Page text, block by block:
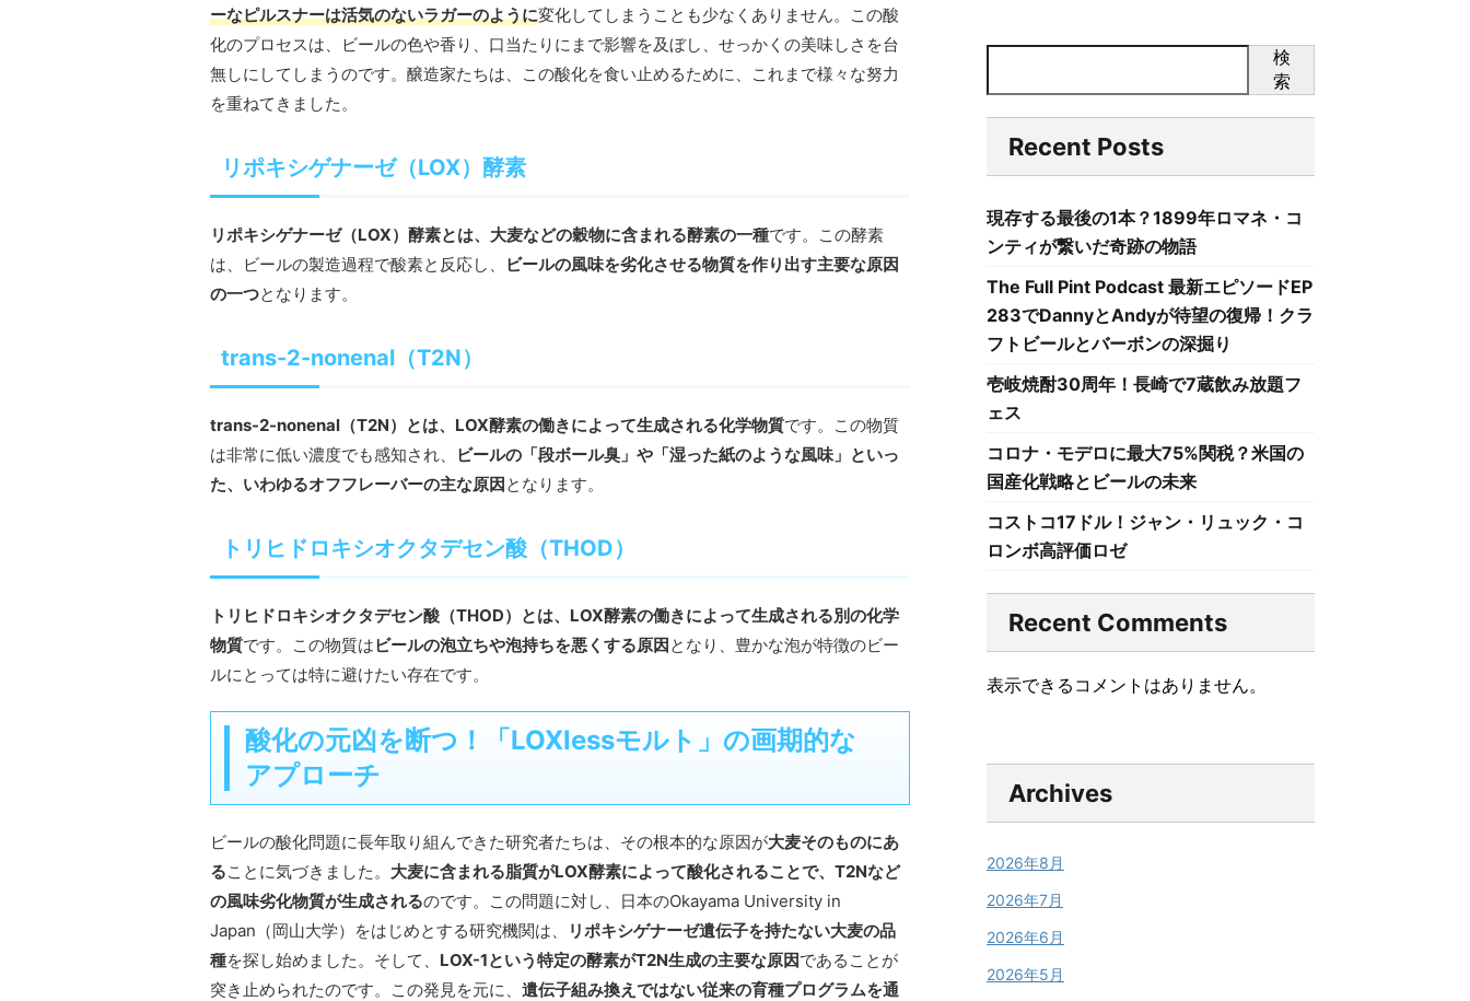
ーなピルスナーは活気のないラガーのように変化してしまうことも少なくありません。この酸
化のプロセスは、ビールの色や香り、口当たりにまで影響を及ぼし、せっかくの美味しさを台
無しにしてしまうのです。醸造家たちは、この酸化を食い止めるために、これまで様々な努力
を重ねてきました。
リポキシゲナーゼ（LOX）酵素
リポキシゲナーゼ（LOX）酵素とは、大麦などの穀物に含まれる酵素の一種です。この酵素
は、ビールの製造過程で酸素と反応し、
ビールの風味を劣化させる物質を作り出す主要な原因
の一つとなります。
trans-2-nonenal（T2N）
trans-2-nonenal（T2N）とは、LOX酵素の働きによって生成される化学物質です。この物質
は非常に低い濃度でも感知され、
ビールの「段ボール臭」や「湿った紙のような風味」といっ
た、いわゆるオフフレーバーの主な原因となります。
トリヒドロキシオクタデセン酸（THOD）
トリヒドロキシオクタデセン酸（THOD）とは、LOX酵素の働きによって生成される別の化学
物質です。この物質はビールの泡立ちや泡持ちを悪くする原因となり、豊かな泡が特徴のビー
ルにとっては特に避けたい存在です。
酸化の元凶を断つ！「LOXlessモルト」の画期的な
アプローチ
ビールの酸化問題に長年取り組んできた研究者たちは、その根本的な原因が大麦そのものにあ
ることに気づきました。 大麦に含まれる脂質がLOX酵素によって酸化されることで、T2Nなど
の風味劣化物質が生成されるのです。この問題に対し、日本のOkayama University in
Japan（岡山大学）をはじめとする研究機関は、
リポキシゲナーゼ遺伝子を持たない大麦の品
種を探し始めました。そして、 LOX-1という特定の酵素がT2N生成の主要な原因であることが
突き止められたのです。この発見を元に、 遺伝子組み換えではない従来の育種プログラムを通
検
索
Recent Posts
現存する最後の1本？1899年ロマネ・コ
ンティが繋いだ奇跡の物語
The Full Pint Podcast 最新エピソードEP
283でDannyとAndyが待望の復帰！クラ
フトビールとバーボンの深掘り
壱岐焼酎30周年！長崎で7蔵飲み放題フ
ェス
コロナ・モデロに最大75%関税？米国の
国産化戦略とビールの未来
コストコ17ドル！ジャン・リュック・コ
ロンボ高評価ロゼ
Recent Comments
表示できるコメントはありません。
Archives
2026年8月
2026年7月
2026年6月
2026年5月